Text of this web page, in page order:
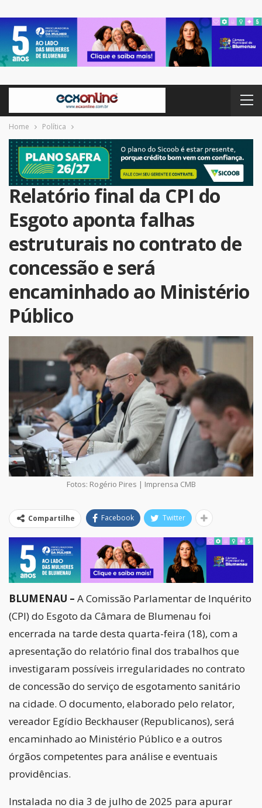
Home Política
Relatório final da CPI do
Esgoto aponta falhas
estruturais no contrato de
concessão e será
encaminhado ao Ministério
Público
Fotos: Rogério Pires | Imprensa CMB
Compartilhe Facebook Twitter
BLUMENAU – A Comissão Parlamentar de Inquérito
(CPI) do Esgoto da Câmara de Blumenau foi
encerrada na tarde desta quarta-feira (18), com a
apresentação do relatório final dos trabalhos que
investigaram possíveis irregularidades no contrato
de concessão do serviço de esgotamento sanitário
na cidade. O documento, elaborado pelo relator,
vereador Egídio Beckhauser (Republicanos), será
encaminhado ao Ministério Público e a outros
órgãos competentes para análise e eventuais
providências.
Instalada no dia 3 de julho de 2025 para apurar